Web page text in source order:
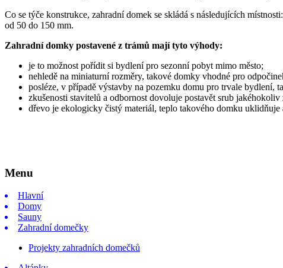
Co se týče konstrukce, zahradní domek se skládá s následujících
od 50 do 150 mm.
Zahradní domky postavené z trámů mají tyto výhody:
je to možnost pořídit si bydlení pro sezonní pobyt mimo město;
nehledě na miniaturní rozměry, takové domky vhodné pro
posléze, v případě výstavby na pozemku domu pro trvale bydlení,
zkušenosti stavitelů a odbornost dovoluje postavět srub
dřevo je ekologicky čistý materiál, teplo takového domku
Menu
Hlavní
Domy
Sauny
Zahradní domečky
Projekty zahradních domečků